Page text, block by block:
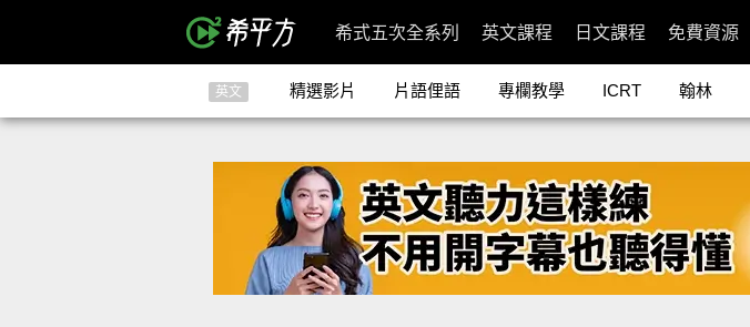
希式五次全系列 英文課程 日文課程 免費資源
英文 精選影片 片語俚語 專欄教學 ICRT 翰林